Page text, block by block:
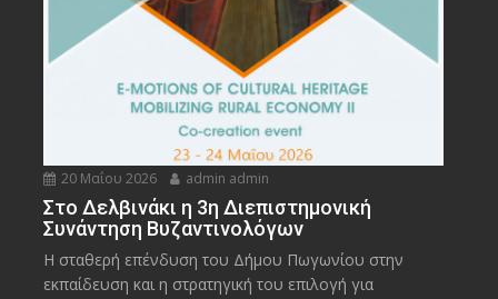
20 Μαΐου 2026 admin admin
Στο Δελβινάκι η 3η Διεπιστημονική
Συνάντηση Βυζαντινολόγων
Η σταθερή επένδυση του Δήμου Πωγωνίου στην
εκπαίδευση και η στρατηγική του επιλογή για